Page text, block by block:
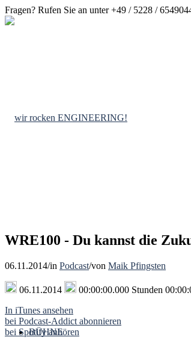
Fragen? Rufen Sie an unter +49 / 5228 /
BÜHNE
WRE100 - Du kannst die
06.11.2014/in Podcast/von Maik Pfingsten
06.11.2014
00:00:00.000 Stunden
In iTunes ansehen
bei Podcast-Addict abonnieren
bei Spotify anhören